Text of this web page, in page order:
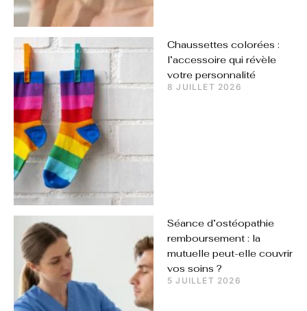
Chaussettes colorées :
l’accessoire qui révèle
votre personnalité
8 JUILLET 2026
Séance d’ostéopathie
remboursement : la
mutuelle peut-elle couvrir
vos soins ?
5 JUILLET 2026